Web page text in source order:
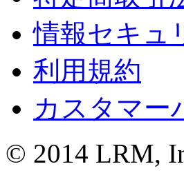
情報セキュ
利用規約
カスタマー
© 2014 LRM,